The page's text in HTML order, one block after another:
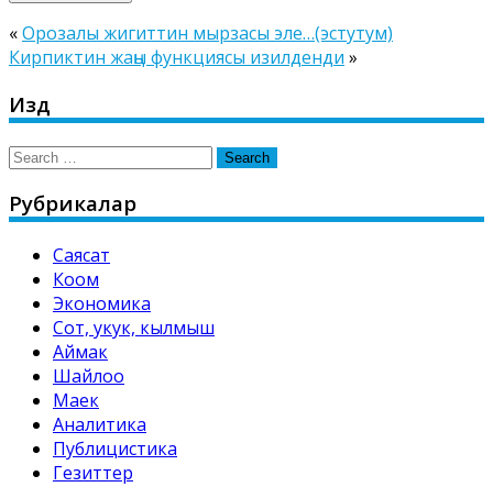
«Орозалы жигиттин мырзасы эле…(эстутум)
Кирпиктин жаңы функциясы изилденди »
Издөө
Search
Рубрикалар
Саясат
Коом
Экономика
Сот, укук, кылмыш
Аймак
Шайлоо
Маек
Аналитика
Публицистика
Гезиттер